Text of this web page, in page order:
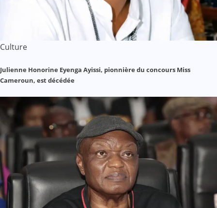
Culture
Julienne Honorine Eyenga Ayissi, pionnière du concours Miss
Cameroun, est décédée